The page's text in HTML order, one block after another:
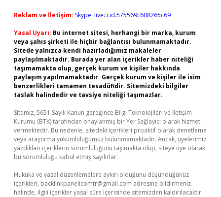
Reklam ve İletişim: Skype: live:.cid.575569c608265c69
Yasal Uyarı: Bu internet sitesi, herhangi bir marka, kurum
veya şahıs şirketi ile hiçbir bağlantısı bulunmamaktadır.
Sitede yalnızca kendi hazırladığımız makaleler
paylaşılmaktadır. Burada yer alan içerikler haber niteliği
taşımamakta olup, gerçek kurum ve kişiler hakkında
paylaşım yapılmamaktadır. Gerçek kurum ve kişiler ile isim
benzerlikleri tamamen tesadüfidir. Sitemizdeki bilgiler
taslak halindedir ve tavsiye niteliği taşımazlar.
Sitemiz, 5651 Sayılı Kanun gereğince Bilgi Teknolojileri ve İletişim
Kurumu (BTK) tarafından onaylanmış bir Yer Sağlayıcı olarak hizmet
vermektedir. Bu nedenle, sitedeki içerikleri proaktif olarak denetleme
veya araştırma yükümlülüğümüz bulunmamaktadır. Ancak, üyelerimiz
yazdıkları içeriklerin sorumluluğunu taşımakta olup, siteye üye olarak
bu sorumluluğu kabul etmiş sayılırlar.
Hukuka ve yasal düzenlemelere aykırı olduğunu düşündüğünüz
içerikleri, backlinkpanelicomtr@gmail.com adresine bildirmeniz
halinde, ilgili içerikler yasal süre içerisinde sitemizden kaldırılacaktır.